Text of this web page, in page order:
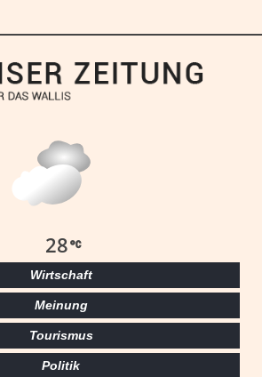
28
Wirtschaft
Meinung
Tourismus
Politik